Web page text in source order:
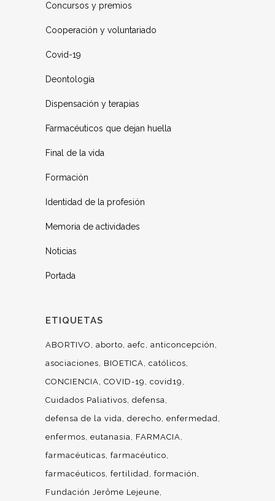
Concursos y premios
Cooperación y voluntariado
Covid-19
Deontología
Dispensación y terapias
Farmacéuticos que dejan huella
Final de la vida
Formación
Identidad de la profesión
Memoria de actividades
Noticias
Portada
ETIQUETAS
ABORTIVO aborto aefc
anticoncepción
asociaciones
BIOETICA católicos
CONCIENCIA COVID-19
covid19
Cuidados Paliativos defensa
defensa de la vida derecho enfermedad
enfermos eutanasia
FARMACIA
farmacéuticas farmacéutico
farmacéuticos fertilidad formación
Fundación Jerôme Lejeune